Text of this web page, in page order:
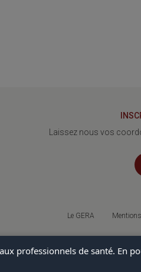
Laissez nous vos
Le GERA
professionnels de santé.